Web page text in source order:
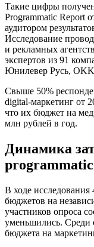
Такие цифры
Programmatic Report
аудитором
Исследование
и рекламных
экспертов из 91
Юнилевер Русь,
Свыше 50%
digital-маркетинг от
что их бюджет на
млн рублей в год.
Динамика
programmatic
В ходе
бюджетов на
участников опроса
уменьшились. Среди
бюджета на